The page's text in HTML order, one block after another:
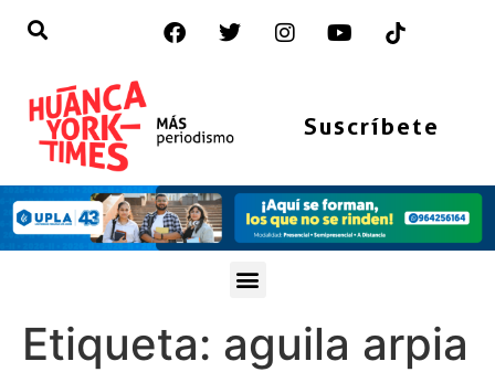
Suscríbete
Etiqueta: aguila arpia